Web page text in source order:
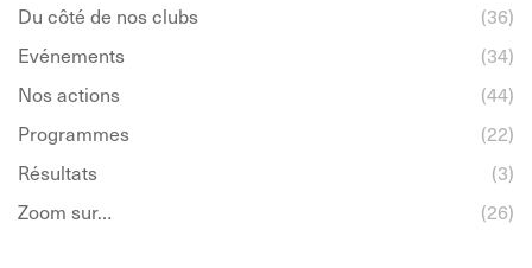
Du côté de nos clubs
(36)
Evénements
(34)
Nos actions
(44)
Programmes
(22)
Résultats
(3)
Zoom sur…
(26)